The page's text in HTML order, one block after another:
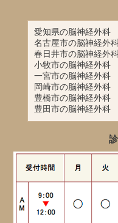
愛知県の脳神経外科
名古屋市の脳神経外
春日井市の脳神経外
小牧市の脳神経外科
一宮市の脳神経外科
岡崎市の脳神経外科
豊橋市の脳神経外科
豊田市の脳神経外科